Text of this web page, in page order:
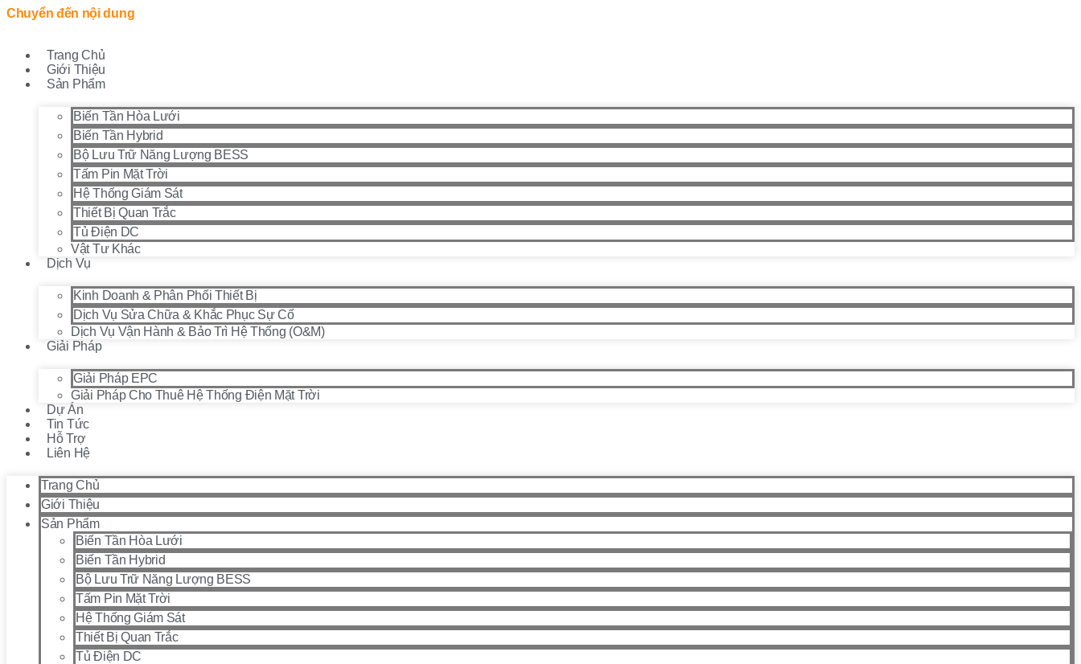
Chuyển đến nội dung
Trang Chủ
Giới Thiệu
Sản Phẩm
Biến Tần Hòa Lưới
Biến Tần Hybrid
Bộ Lưu Trữ Năng Lượng BESS
Tấm Pin Mặt Trời
Hệ Thống Giám Sát
Thiết Bị Quan Trắc
Tủ Điện DC
Vật Tư Khác
Dịch Vụ
Kinh Doanh & Phân Phối Thiết Bị
Dịch Vụ Sửa Chữa & Khắc Phục Sự Cố
Dịch Vụ Vận Hành & Bảo Trì Hệ Thống (O&M)
Giải Pháp
Giải Pháp EPC
Giải Pháp Cho Thuê Hệ Thống Điện Mặt Trời
Dự Án
Tin Tức
Hỗ Trợ
Liên Hệ
Trang Chủ
Giới Thiệu
Sản Phẩm
Biến Tần Hòa Lưới
Biến Tần Hybrid
Bộ Lưu Trữ Năng Lượng BESS
Tấm Pin Mặt Trời
Hệ Thống Giám Sát
Thiết Bị Quan Trắc
Tủ Điện DC